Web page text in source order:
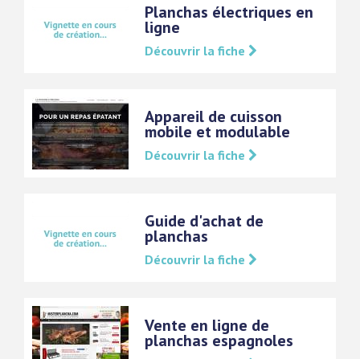
Planchas électriques en
ligne
Découvrir la fiche
Appareil de cuisson
mobile et modulable
Découvrir la fiche
Guide d'achat de
planchas
Découvrir la fiche
Vente en ligne de
planchas espagnoles